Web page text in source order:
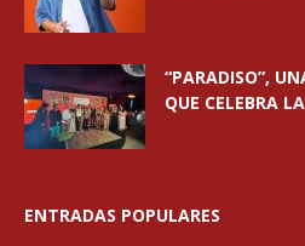
“PARADISO”,
QUE CELEBRA
ENTRADAS POPULARES